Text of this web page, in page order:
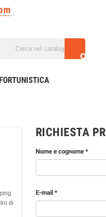

di
RICHIESTA
Nome e cognome *
E-mail *